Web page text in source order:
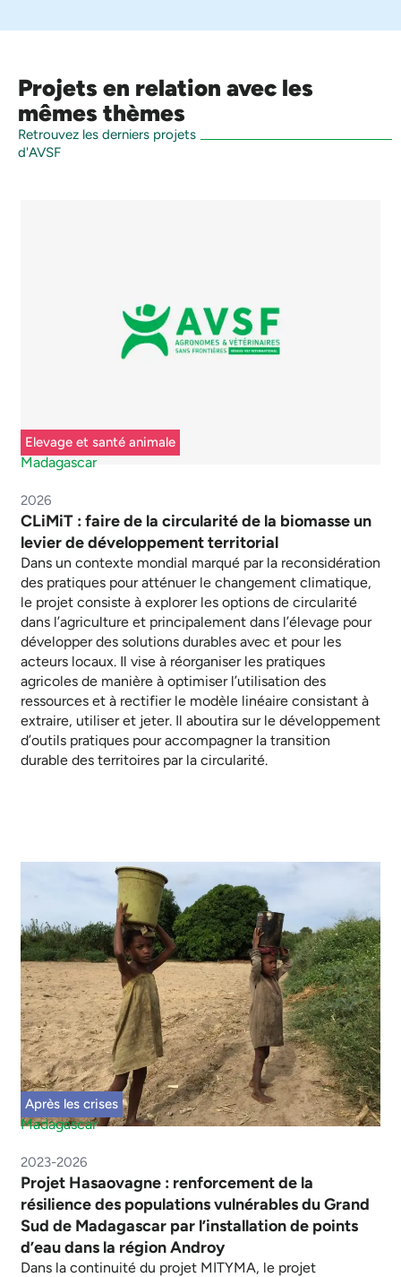
Projets en relation avec les
mêmes thèmes
Retrouvez les derniers projets
d'AVSF
Elevage et santé animale
Madagascar
2026
CLiMiT : faire de la circularité de la biomasse un
levier de développement territorial
Dans un contexte mondial marqué par la reconsidération
des pratiques pour atténuer le changement climatique,
le projet consiste à explorer les options de circularité
dans l’agriculture et principalement dans l’élevage pour
développer des solutions durables avec et pour les
acteurs locaux. Il vise à réorganiser les pratiques
agricoles de manière à optimiser l’utilisation des
ressources et à rectifier le modèle linéaire consistant à
extraire, utiliser et jeter. Il aboutira sur le développement
d’outils pratiques pour accompagner la transition
durable des territoires par la circularité.
Après les crises
Madagascar
2023-2026
Projet Hasaovagne : renforcement de la
résilience des populations vulnérables du Grand
Sud de Madagascar par l’installation de points
d’eau dans la région Androy
Dans la continuité du projet MITYMA, le projet